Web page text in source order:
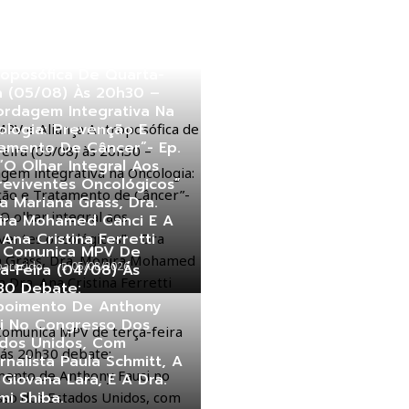
(05/08) Às 20h30 –
Integrativa Na
Prevenção E
De Câncer”- Ep.
Olhar Integral Aos
Oncológicos”
Mariana Grass, Dra.
Mohamed Canci E A
Cristina Ferretti
05/08/2026
MPV De
Feira (04/08) Ás
Debate:
De Anthony
No Congresso Dos
Unidos, Com
Paula Schmitt, A
Lara, E A Dra.
Shiba.